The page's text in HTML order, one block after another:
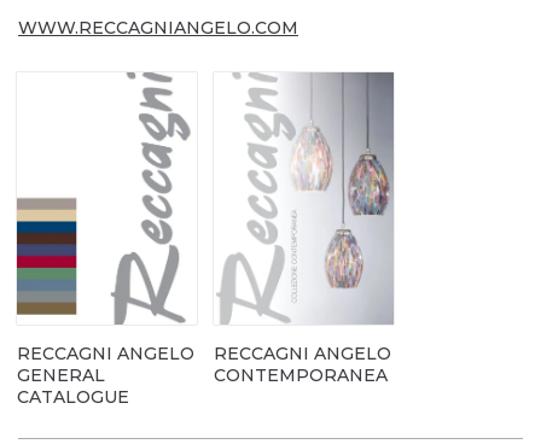
WWW.RECCAGNIANGELO.COM
RECCAGNI ANGELO
GENERAL
CATALOGUE
RECCAGNI ANGELO
CONTEMPORANEA